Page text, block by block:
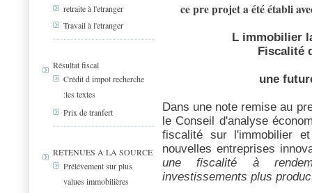
retraite à l'etranger
Travail à l'etranger
Résultat fiscal
Crédit d impot recherche
:les textes
Prix de tranfert
RETENUES A LA SOURCE
Prélévement sur plus
values immobilières
ce pre projet a été établi
L immobilier
Fiscalité
une
Dans une note remise au
le Conseil d'analyse
fiscalité sur l'immobilier
nouvelles entreprises
une fiscalité à
investissements plus